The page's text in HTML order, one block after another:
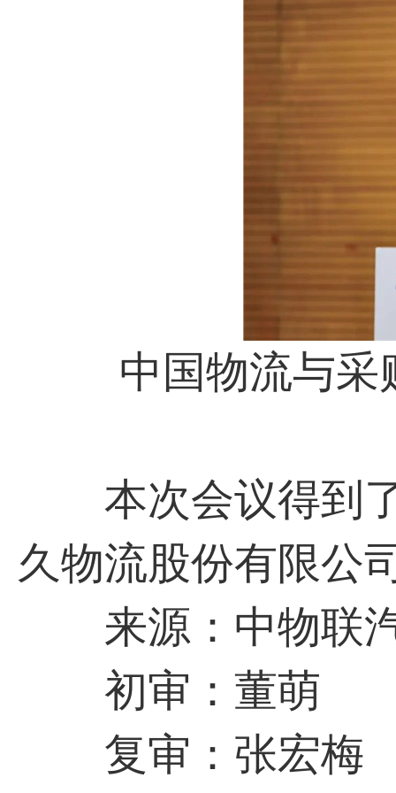
中国物流与采
本次会议得到了
久物流股份有限公
来源：中物联
初审：董萌
复审：张宏梅